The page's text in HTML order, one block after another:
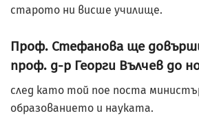
старото ни висше училище.
Проф. Стефанова ще
проф. д-р Георги Вълчев до
след като той пое поста
образованието и науката.